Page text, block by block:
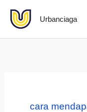
Lewati
konten
Urbanciaga
cara